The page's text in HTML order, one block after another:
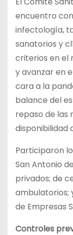
encuentro
infectología,
sanatorios y
criterios en el
y avanzar en
cara a la
balance del
repaso de las
disponibilidad
Participaron
San Antonio
privados; de
ambulatorios;
de Empresas
Controles